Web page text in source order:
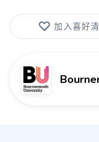
加入喜好